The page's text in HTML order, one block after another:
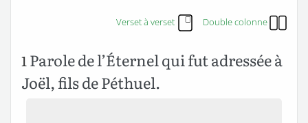
Verset à verset Double colonne
1Parole de l’Éternel qui fut adressée à
Joël, fils de Péthuel.